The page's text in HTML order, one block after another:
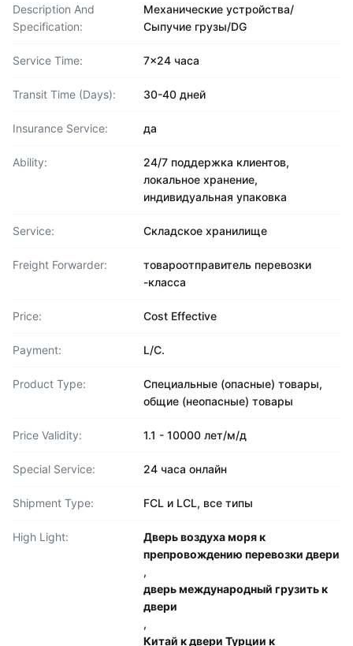
Description And
Specification:
Механические устройства/
Сыпучие грузы/DG
Service Time: 7x24 часа
Transit Time (Days): 30-40 дней
Insurance Service: да
Ability:
24/7 поддержка клиентов,
локальное хранение,
индивидуальная упаковка
Service: Складское хранилище
Freight Forwarder:
товароотправитель перевозки
-класса
Price: Cost Effective
Payment: L/C.
Product Type:
Специальные (опасные) товары,
общие (неопасные) товары
Price Validity: 1.1 - 10000 лет/м/д
Special Service: 24 часа онлайн
Shipment Type: FCL и LCL, все типы
High Light:
Дверь воздуха моря к
препровождению перевозки двери
,
дверь международный грузить к
двери
,
Китай к двери Турции к